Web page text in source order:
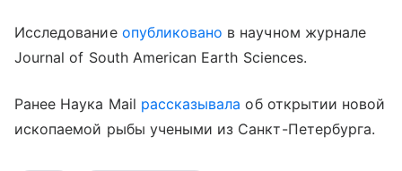
Исследование опубликовано в научном журнале
Journal of South American Earth Sciences.
Ранее Наука Mail рассказывала об открытии новой
ископаемой рыбы учеными из Санкт-Петербурга.